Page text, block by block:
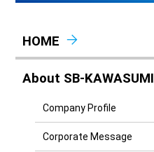
HOME
About SB-KAWASUMI
Company Profile
Corporate Message